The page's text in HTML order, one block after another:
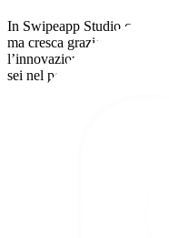
In Swipeapp Studio
ma cresca grazie alle
l’innovazione e vuoi far
sei nel posto giusto.